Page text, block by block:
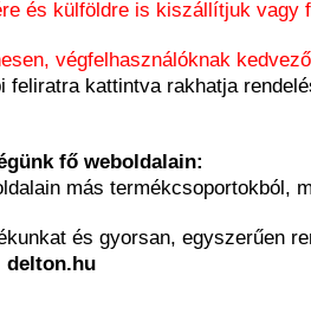
és külföldre is kiszállítjuk vagy
végfelhasználóknak
feliratra kattintva rakhatja
fő weboldalain:
más termékcsoportokból,
és gyorsan, egyszerűen
delton.hu